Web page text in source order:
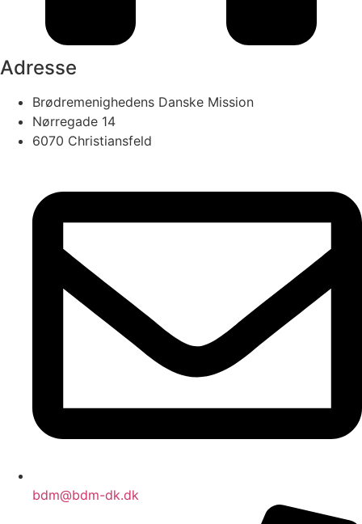
Adresse
Brødremenighedens Danske Mission
Nørregade 14
6070 Christiansfeld
bdm@bdm-dk.dk